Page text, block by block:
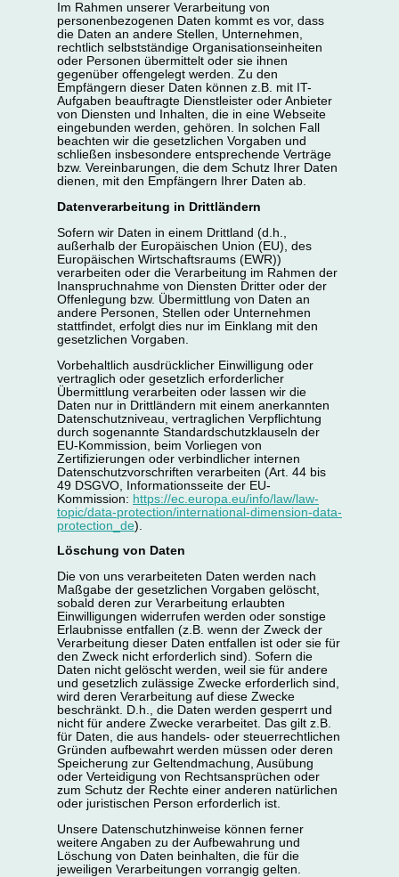
Im Rahmen unserer Verarbeitung von
personenbezogenen Daten kommt es vor, dass
die Daten an andere Stellen, Unternehmen,
rechtlich selbstständige Organisationseinheiten
oder Personen übermittelt oder sie ihnen
gegenüber offengelegt werden. Zu den
Empfängern dieser Daten können z.B. mit IT-
Aufgaben beauftragte Dienstleister oder Anbieter
von Diensten und Inhalten, die in eine Webseite
eingebunden werden, gehören. In solchen Fall
beachten wir die gesetzlichen Vorgaben und
schließen insbesondere entsprechende Verträge
bzw. Vereinbarungen, die dem Schutz Ihrer Daten
dienen, mit den Empfängern Ihrer Daten ab.
Datenverarbeitung in Drittländern
Sofern wir Daten in einem Drittland (d.h.,
außerhalb der Europäischen Union (EU), des
Europäischen Wirtschaftsraums (EWR))
verarbeiten oder die Verarbeitung im Rahmen der
Inanspruchnahme von Diensten Dritter oder der
Offenlegung bzw. Übermittlung von Daten an
andere Personen, Stellen oder Unternehmen
stattfindet, erfolgt dies nur im Einklang mit den
gesetzlichen Vorgaben.
Vorbehaltlich ausdrücklicher Einwilligung oder
vertraglich oder gesetzlich erforderlicher
Übermittlung verarbeiten oder lassen wir die
Daten nur in Drittländern mit einem anerkannten
Datenschutzniveau, vertraglichen Verpflichtung
durch sogenannte Standardschutzklauseln der
EU-Kommission, beim Vorliegen von
Zertifizierungen oder verbindlicher internen
Datenschutzvorschriften verarbeiten (Art. 44 bis
49 DSGVO, Informationsseite der EU-
Kommission: https://ec.europa.eu/info/law/law-
topic/data-protection/international-dimension-data-
protection_de).
Löschung von Daten
Die von uns verarbeiteten Daten werden nach
Maßgabe der gesetzlichen Vorgaben gelöscht,
sobald deren zur Verarbeitung erlaubten
Einwilligungen widerrufen werden oder sonstige
Erlaubnisse entfallen (z.B. wenn der Zweck der
Verarbeitung dieser Daten entfallen ist oder sie für
den Zweck nicht erforderlich sind). Sofern die
Daten nicht gelöscht werden, weil sie für andere
und gesetzlich zulässige Zwecke erforderlich sind,
wird deren Verarbeitung auf diese Zwecke
beschränkt. D.h., die Daten werden gesperrt und
nicht für andere Zwecke verarbeitet. Das gilt z.B.
für Daten, die aus handels- oder steuerrechtlichen
Gründen aufbewahrt werden müssen oder deren
Speicherung zur Geltendmachung, Ausübung
oder Verteidigung von Rechtsansprüchen oder
zum Schutz der Rechte einer anderen natürlichen
oder juristischen Person erforderlich ist.
Unsere Datenschutzhinweise können ferner
weitere Angaben zu der Aufbewahrung und
Löschung von Daten beinhalten, die für die
jeweiligen Verarbeitungen vorrangig gelten.